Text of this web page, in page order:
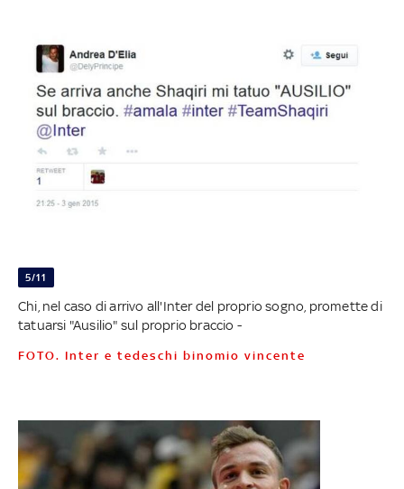
5/11
Chi, nel caso di arrivo all'Inter del proprio sogno, promette di
tatuarsi "Ausilio" sul proprio braccio -
FOTO. Inter e tedeschi binomio vincente